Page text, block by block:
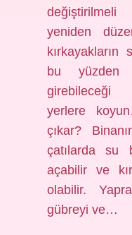
yeniden
kırkayakların
bu yüzden
girebileceği
yerlere
çıkar?
çatılarda su
açabilir ve
olabilir.
gübreyi ve…